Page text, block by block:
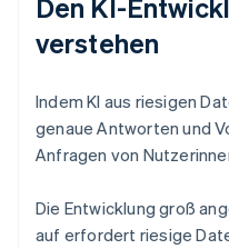
Den KI-
verstehen
Indem KI aus riesigen
genaue Antworten und
Anfragen von
Die Entwicklung groß
auf erfordert riesige